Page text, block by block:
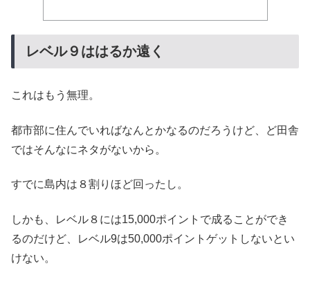
レベル９ははるか遠く
これはもう無理。
都市部に住んでいればなんとかなるのだろうけど、ど田舎
ではそんなにネタがないから。
すでに島内は８割りほど回ったし。
しかも、レベル８には15,000ポイントで成ることができ
るのだけど、レベル9は50,000ポイントゲットしないとい
けない。